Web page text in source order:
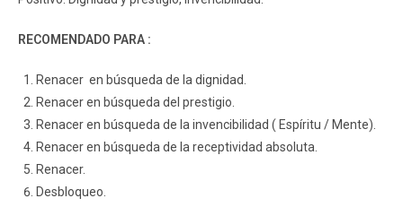
RECOMENDADO PARA :
Renacer en búsqueda de la dignidad.
Renacer en búsqueda del prestigio.
Renacer en búsqueda de la invencibilidad ( Espíritu / Mente).
Renacer en búsqueda de la receptividad absoluta.
Renacer.
Desbloqueo.